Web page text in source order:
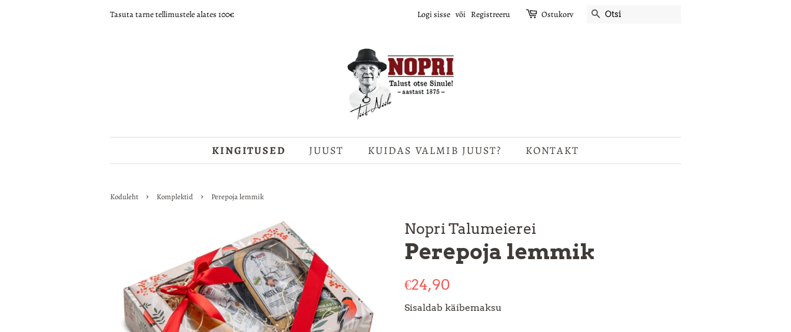
Tasuta tarne tellimustele alates 100€ Logi sisse või Registreeru Ostukorv OTSI
KINGITUSED JUUST KUIDAS VALMIB JUUST? KONTAKT
Koduleht › Komplektid › Perepoja lemmik
Nopri Talumeierei
Perepoja lemmik
Tavahind
€24,90
Sisaldab käibemaksu